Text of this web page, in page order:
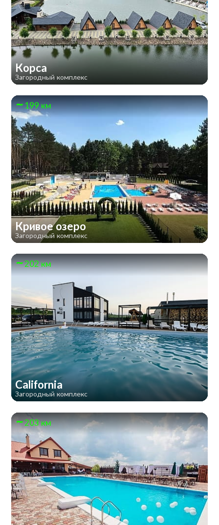
Корса
Загородный комплекс
199 км
Кривое озеро
Загородный комплекс
202 км
California
Загородный комплекс
203 км